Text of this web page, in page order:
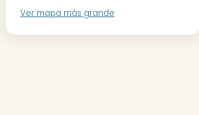
Ver mapa más grande